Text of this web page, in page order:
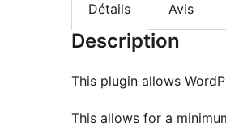
Détails Avis
Description
This plugin allows
This allows for a